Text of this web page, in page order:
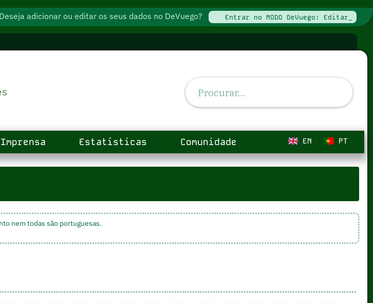
adicionar ou editar os seus dados no DeVuego? Entrar no MODO DeVuego: Editar_
Imprensa Estatísticas Comunidade PT
EN
nem todas são portuguesas.